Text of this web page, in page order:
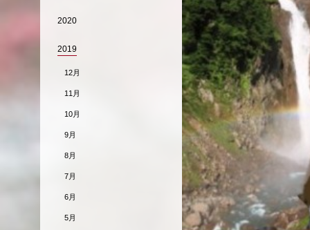
2020
2019
12月
11月
10月
9月
8月
7月
6月
5月